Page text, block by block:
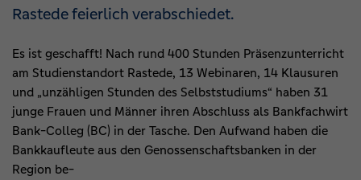
Rastede feierlich verabschiedet.
Es ist geschafft! Nach rund 400 Stunden Präsenzunterricht
am Studienstandort Rastede, 13 Webinaren, 14 Klausuren
und „unzähligen Stunden des Selbststudiums“ haben 31
junge Frauen und Männer ihren Abschluss als Bankfachwirt
Bank-Colleg (BC) in der Tasche. Den Aufwand haben die
Bankkaufleute aus den Genossenschaftsbanken in der
Region be-